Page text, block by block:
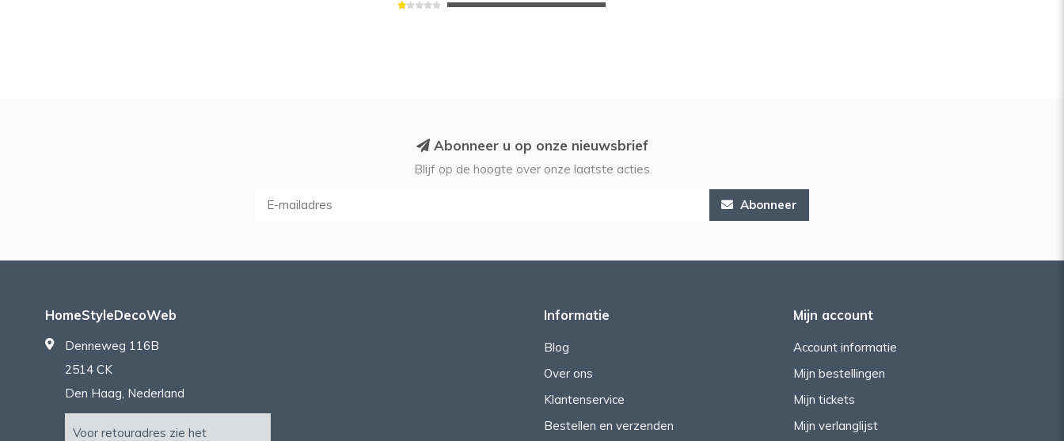
Abonneer u op onze nieuwsbrief
Blijf op de hoogte over onze laatste acties
Abonneer
HomeStyleDecoWeb
Denneweg 116B
2514 CK
Den Haag, Nederland
Voor retouradres zie het
Informatie
Blog
Over ons
Klantenservice
Bestellen en verzenden
Mijn account
Account informatie
Mijn bestellingen
Mijn tickets
Mijn verlanglijst